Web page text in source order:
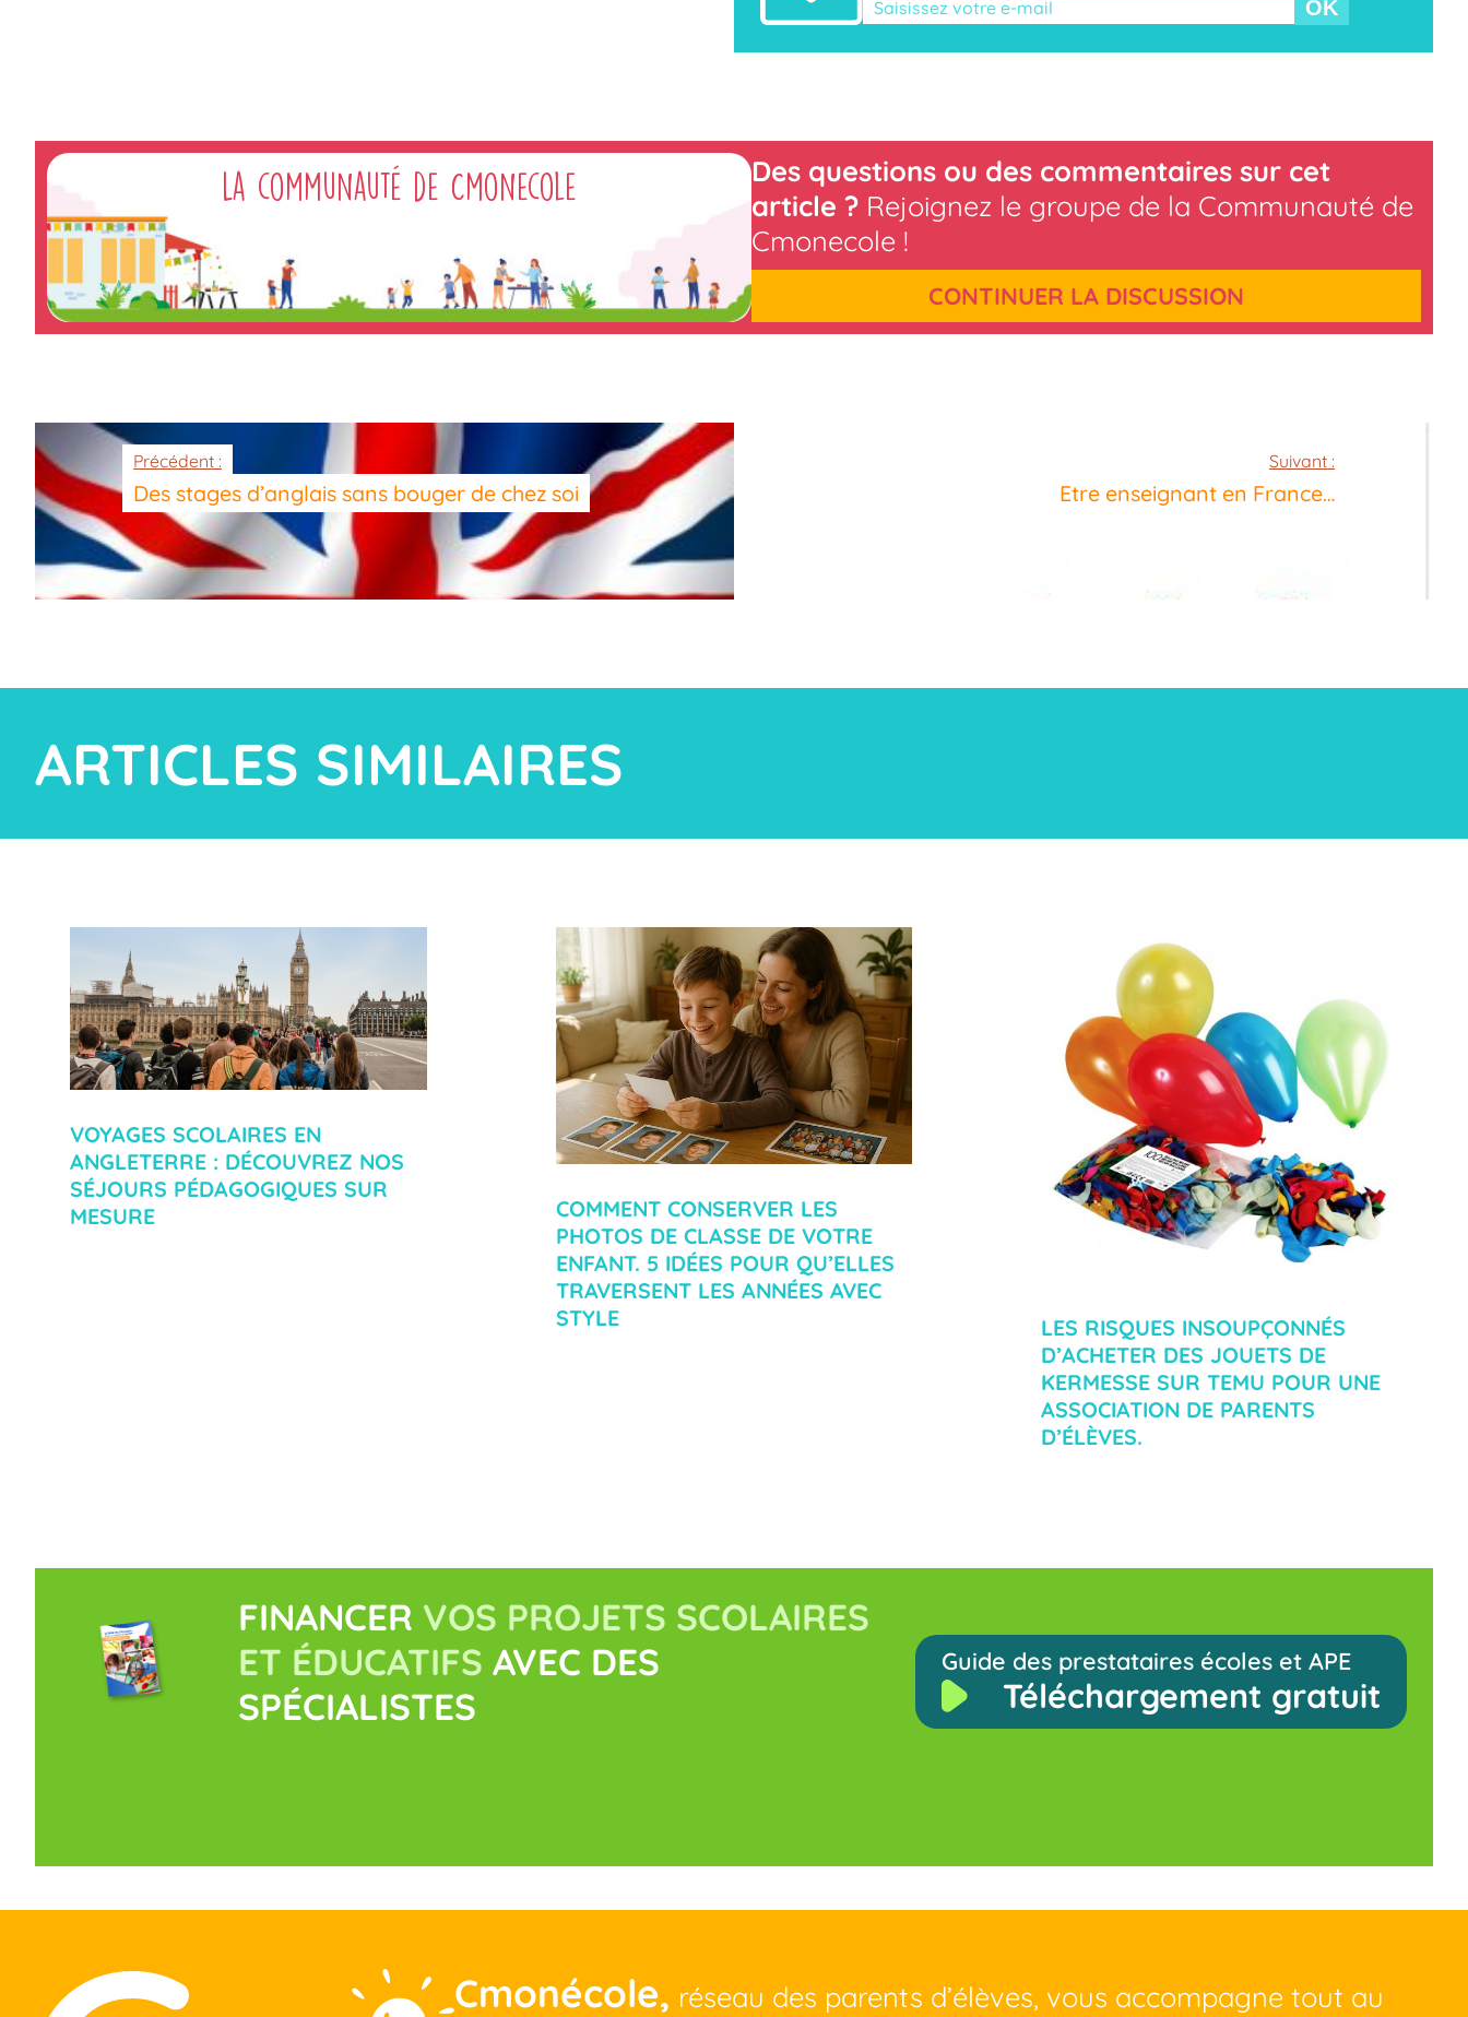
La communauté de Cmonecole
Des questions ou des commentaires sur cet
article ? Rejoignez le groupe de la Communauté de
Cmonecole !
CONTINUER LA DISCUSSION
Précédent :
Des stages d’anglais sans bouger de chez soi
Suivant :
Etre enseignant en France…
ARTICLES SIMILAIRES
VOYAGES SCOLAIRES EN
ANGLETERRE : DÉCOUVREZ NOS
SÉJOURS PÉDAGOGIQUES SUR
MESURE
COMMENT CONSERVER LES
PHOTOS DE CLASSE DE VOTRE
ENFANT. 5 IDÉES POUR QU’ELLES
TRAVERSENT LES ANNÉES AVEC
STYLE
LES RISQUES INSOUPÇONNÉS
D’ACHETER DES JOUETS DE
KERMESSE SUR TEMU POUR UNE
ASSOCIATION DE PARENTS
D’ÉLÈVES.
FINANCER VOS PROJETS SCOLAIRES
ET ÉDUCATIFS AVEC DES
SPÉCIALISTES
Guide des prestataires écoles et APE
Téléchargement gratuit
Cmonécole, réseau des parents d’élèves, vous accompagne tout au